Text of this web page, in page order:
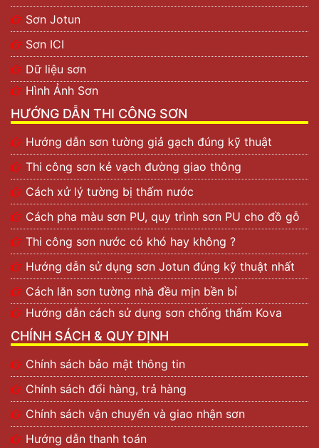
Sơn Jotun
Sơn ICI
Dữ liệu sơn
Hình Ảnh Sơn
HƯỚNG DẪN THI CÔNG SƠN
Hướng dẫn sơn tường giả gạch đúng kỹ thuật
Thi công sơn kẻ vạch đường giao thông
Cách xử lý tường bị thấm nước
Cách pha màu sơn PU, quy trình sơn PU cho đồ gỗ
Thi công sơn nước có khó hay không ?
Hướng dẫn sử dụng sơn Jotun đúng kỹ thuật nhất
Cách lăn sơn tường nhà đều mịn bền bỉ
Hướng dẫn cách sử dụng sơn chống thấm Kova
CHÍNH SÁCH & QUY ĐỊNH
Chính sách bảo mật thông tin
Chính sách đổi hàng, trả hàng
Chính sách vận chuyển và giao nhận sơn
Hướng dẫn thanh toán